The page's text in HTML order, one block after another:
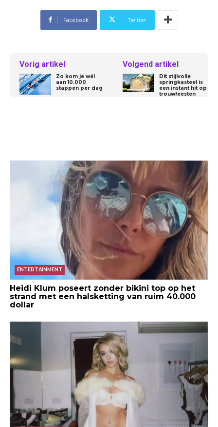
Facebook Twitter
Vorig artikel
Zo kom je wél
aan 10.000
stappen per dag
Volgend artikel
Dit stijlvolle
springkasteel is
een instant hit op
trouwfeesten
ENTERTAINMENT
Heidi Klum poseert zonder bikini top op het
strand met een halsketting van ruim 40.000
dollar